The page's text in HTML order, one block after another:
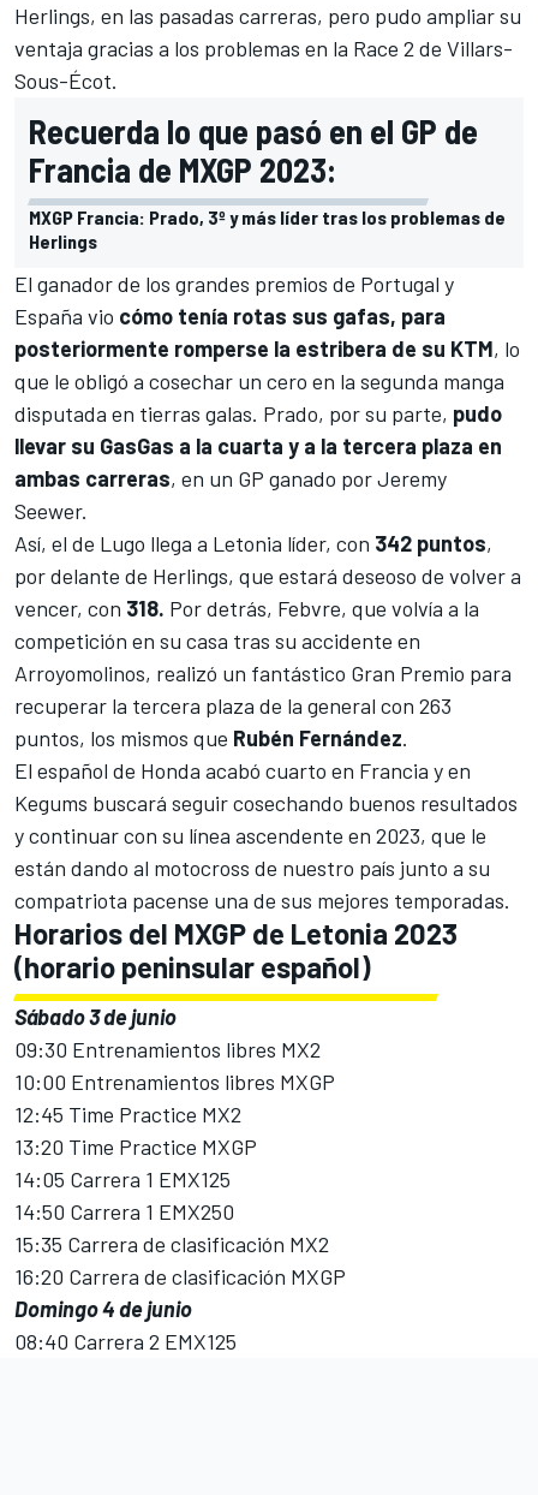
Herlings, en las pasadas carreras, pero pudo ampliar su
ventaja gracias a los problemas en la Race 2 de Villars-
Sous-Écot.
Recuerda lo que pasó en el GP de
Francia de MXGP 2023:
MXGP Francia: Prado, 3º y más líder tras los problemas de
Herlings
El ganador de los grandes premios de Portugal y
España vio cómo tenía rotas sus gafas, para
posteriormente romperse la estribera de su KTM, lo
que le obligó a cosechar un cero en la segunda manga
disputada en tierras galas. Prado, por su parte, pudo
llevar su GasGas a la cuarta y a la tercera plaza en
ambas carreras, en un GP ganado por Jeremy
Seewer.
Así, el de Lugo llega a Letonia líder, con 342 puntos,
por delante de Herlings, que estará deseoso de volver a
vencer, con 318. Por detrás, Febvre, que volvía a la
competición en su casa tras su accidente en
Arroyomolinos, realizó un fantástico Gran Premio para
recuperar la tercera plaza de la general con 263
puntos, los mismos que Rubén Fernández.
El español de Honda acabó cuarto en Francia y en
Kegums buscará seguir cosechando buenos resultados
y continuar con su línea ascendente en 2023, que le
están dando al motocross de nuestro país junto a su
compatriota pacense una de sus mejores temporadas.
Horarios del MXGP de Letonia 2023
(horario peninsular español)
Sábado 3 de junio
09:30 Entrenamientos libres MX2
10:00 Entrenamientos libres MXGP
12:45 Time Practice MX2
13:20 Time Practice MXGP
14:05 Carrera 1 EMX125
14:50 Carrera 1 EMX250
15:35 Carrera de clasificación MX2
16:20 Carrera de clasificación MXGP
Domingo 4 de junio
08:40 Carrera 2 EMX125